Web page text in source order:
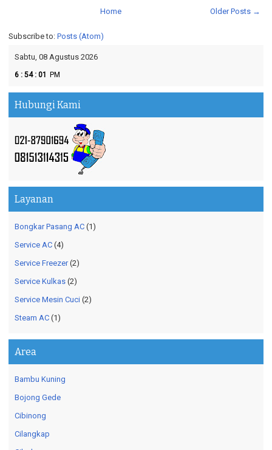
Older Posts →
Home
Subscribe to: Posts (Atom)
Sabtu, 08 Agustus 2026
6 : 54: 02 PM
Hubungi Kami
Layanan
Bongkar Pasang AC (1)
Service AC (4)
Service Freezer (2)
Service Kulkas (2)
Service Mesin Cuci (2)
Steam AC (1)
Area
Bambu Kuning
Bojong Gede
Cibinong
Cilangkap